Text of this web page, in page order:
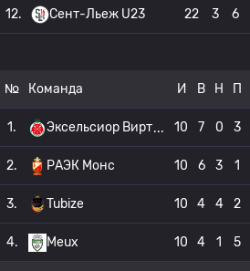
12. Сент-Льеж U23 22 3 6
№ Команда И В Н П
1. Эксельсиор Вирт 10 7 0 3
2. РАЭК Монс 10 6 3 1
3. Tubize 10 4 4 2
4. Meux 10 4 1 5